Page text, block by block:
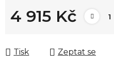
4 915 Kč
Tisk Zeptat se